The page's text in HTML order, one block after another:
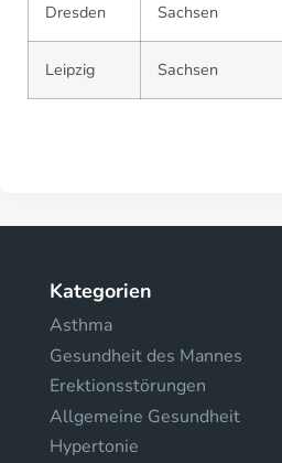
Dresden Sachsen
Leipzig Sachsen
Kategorien
Asthma
Gesundheit des Mannes
Erektionsstörungen
Allgemeine Gesundheit
Hypertonie